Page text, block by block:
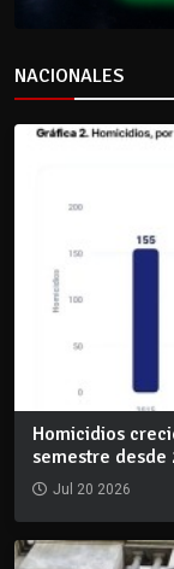
NACIONALES
Homicidios
semestre desde
Jul 20 2026